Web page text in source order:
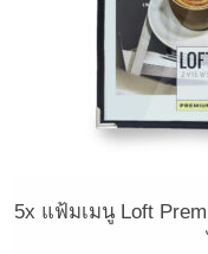
5x แฟ้มเมนู Loft